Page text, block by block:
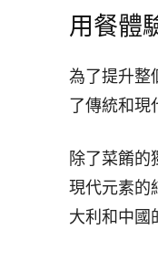
用餐體
為了提升整
了傳統和現
除了菜餚的
現代元素的
大利和中國